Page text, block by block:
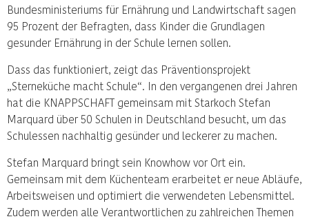
Bundesministeriums für Ernährung und Landwirtschaft sagen
95 Prozent der Befragten, dass Kinder die Grundlagen
gesunder Ernährung in der Schule lernen sollen.
Dass das funktioniert, zeigt das Präventionsprojekt
„Sterneküche macht Schule“. In den vergangenen drei Jahren
hat die KNAPPSCHAFT gemeinsam mit Starkoch Stefan
Marquard über 50 Schulen in Deutschland besucht, um das
Schulessen nachhaltig gesünder und leckerer zu machen.
Stefan Marquard bringt sein Knowhow vor Ort ein.
Gemeinsam mit dem Küchenteam erarbeitet er neue Abläufe,
Arbeitsweisen und optimiert die verwendeten Lebensmittel.
Zudem werden alle Verantwortlichen zu zahlreichen Themen